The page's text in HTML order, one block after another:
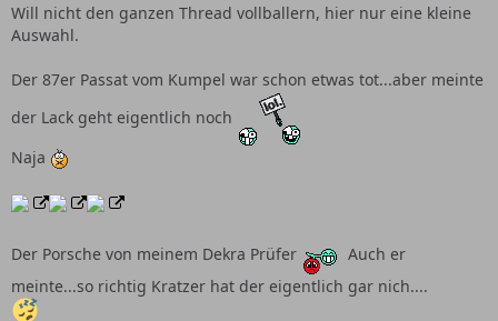
Will nicht den ganzen Thread vollballern, hier nur eine kleine
Auswahl.
Der 87er Passat vom Kumpel war schon etwas tot...aber meinte
der Lack geht eigentlich noch
Naja
Der Porsche von meinem Dekra Prüfer
Auch er
meinte...so richtig Kratzer hat der eigentlich gar nich....